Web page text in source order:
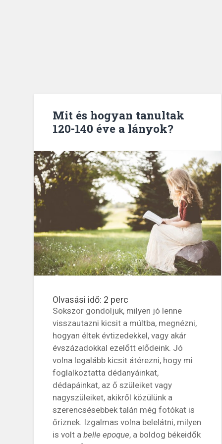
Mit és hogyan tanultak
120-140 éve a lányok?
Olvasási idő: 2 perc
Sokszor gondoljuk, milyen jó lenne
visszautazni kicsit a múltba, megnézni,
hogyan éltek évtizedekkel, vagy akár
évszázadokkal ezelőtt elődeink. Jó
volna legalább kicsit átérezni, hogy mi
foglalkoztatta dédanyáinkat,
dédapáinkat, az ő szüleiket vagy
nagyszüleiket, akikről közülünk a
szerencsésebbek talán még fotókat is
őriznek. Izgalmas volna belelátni, milyen
is volt abelle epoque, a boldog békeidők